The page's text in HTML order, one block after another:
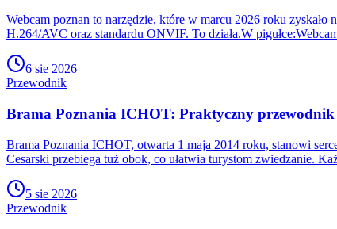
Webcam poznan to narzędzie, które w marcu 2026 roku
H.264/AVC oraz standardu ONVIF. To działa.W
6 sie 2026
Przewodnik
Brama Poznania ICHOT: Praktyczny
Brama Poznania ICHOT, otwarta 1 maja 2014 roku, stanowi
Cesarski przebiega tuż obok, co ułatwia turystom zwiedzanie.
5 sie 2026
Przewodnik